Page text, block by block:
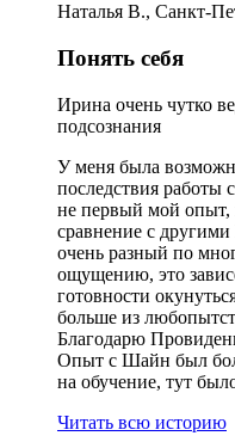
Наталья В., Санкт-
Понять себя
Ирина очень чутко
подсознания
У меня была
последствия
не первый мой опыт,
сравнение с
очень разный по
ощущению, это
готовности
больше из
Благодарю
Опыт с Шайн был
на обучение, тут
Читать всю историю